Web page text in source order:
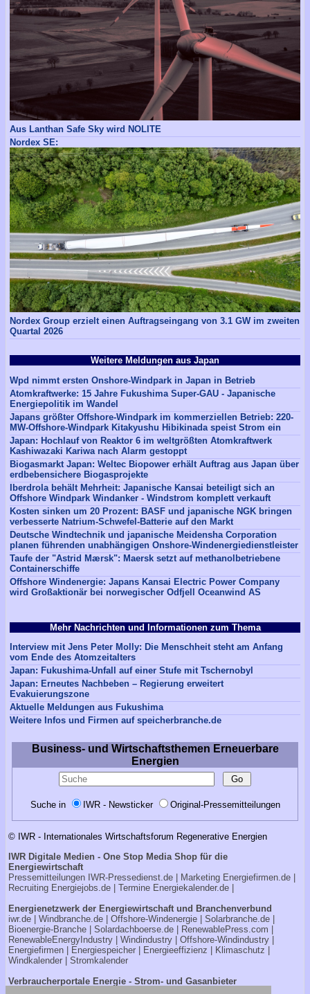
Mehr Nachrichten und Informationen zum Thema
Interview mit Jens Peter Molly: Die Menschheit steht am Anfang
vom Ende des Atomzeitalters
Japan: Fukushima-Unfall auf einer Stufe mit Tschernobyl
Japan: Erneutes Nachbeben – Regierung erweitert
Evakuierungszone
Aktuelle Meldungen aus Fukushima
Weitere Infos und Firmen auf speicherbranche.de
Aus Lanthan Safe Sky wird NOLITE
Nordex SE:
Nordex Group erzielt einen Auftragseingang von 3.1 GW im zweiten
Quartal 2026
Weitere Meldungen aus Japan
Wpd nimmt ersten Onshore-Windpark in Japan in Betrieb
Atomkraftwerke: 15 Jahre Fukushima Super-GAU - Japanische
Energiepolitik im Wandel
Japans größter Offshore-Windpark im kommerziellen Betrieb: 220-
MW-Offshore-Windpark Kitakyushu Hibikinada speist Strom ein
Japan: Hochlauf von Reaktor 6 im weltgrößten Atomkraftwerk
Kashiwazaki Kariwa nach Alarm gestoppt
Biogasmarkt Japan: Weltec Biopower erhält Auftrag aus Japan über
erdbebensichere Biogasprojekte
Iberdrola behält Mehrheit: Japanische Kansai beteiligt sich an
Offshore Windpark Windanker - Windstrom komplett verkauft
Kosten sinken um 20 Prozent: BASF und japanische NGK bringen
verbesserte Natrium-Schwefel-Batterie auf den Markt
Deutsche Windtechnik und japanische Meidensha Corporation
planen führenden unabhängigen Onshore-Windenergiedienstleister
Taufe der "Astrid Mærsk": Maersk setzt auf methanolbetriebene
Containerschiffe
Offshore Windenergie: Japans Kansai Electric Power Company
wird Großaktionär bei norwegischer Odfjell Oceanwind AS
Business- und Wirtschaftsthemen Erneuerbare
Energien
Suche in IWR - Newsticker Original-Pressemitteilungen
© IWR - Internationales Wirtschaftsforum Regenerative Energien
IWR Digitale Medien - One Stop Media Shop für die
Energiewirtschaft
Pressemitteilungen IWR-Pressedienst.de | Marketing Energiefirmen.de
Recruiting Energiejobs.de | Termine Energiekalender.de
Energienetzwerk der Energiewirtschaft und Branchenverbund
iwr.de
Windbranche.de Offshore-Windenergie Solarbranche.de
Bioenergie-Branche
Solardachboerse.de RenewablePress.com
RenewableEnergyIndustry
Windindustry
Offshore-Windindustry |
Energiefirmen
Energiespeicher Energieeffizienz Klimaschutz
Windkalender
Stromkalender
Verbraucherportale Energie - Strom- und Gasanbieter